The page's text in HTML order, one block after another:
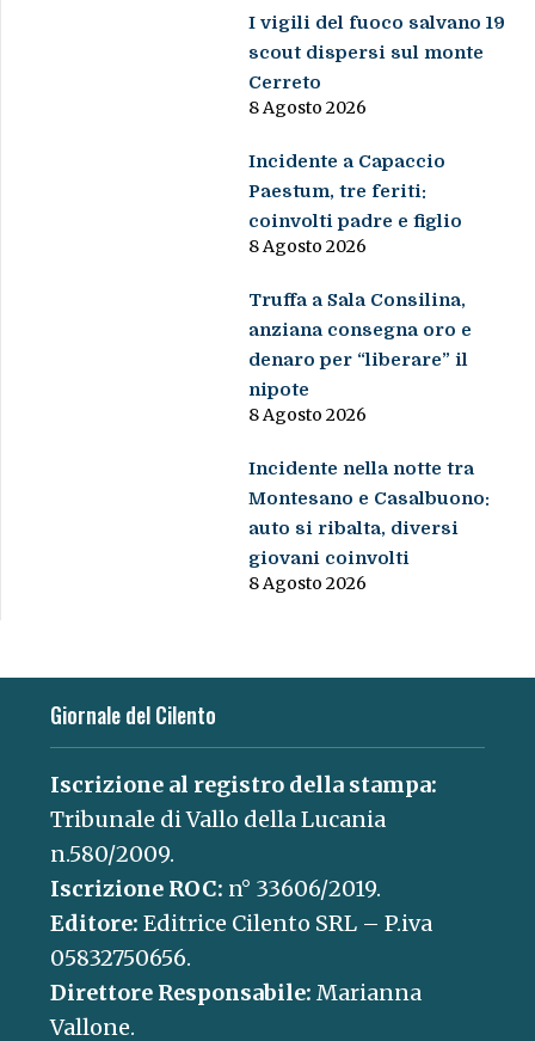
I vigili del fuoco salvano 19
scout dispersi sul monte
Cerreto
8 Agosto 2026
Incidente a Capaccio
Paestum, tre feriti:
coinvolti padre e figlio
8 Agosto 2026
Truffa a Sala Consilina,
anziana consegna oro e
denaro per “liberare” il
nipote
8 Agosto 2026
Incidente nella notte tra
Montesano e Casalbuono:
auto si ribalta, diversi
giovani coinvolti
8 Agosto 2026
Giornale del Cilento
Iscrizione al registro della stampa:
Tribunale di Vallo della Lucania
n.580/2009.
Iscrizione ROC: n° 33606/2019.
Editore: Editrice Cilento SRL – P.iva
05832750656.
Direttore Responsabile: Marianna
Vallone.